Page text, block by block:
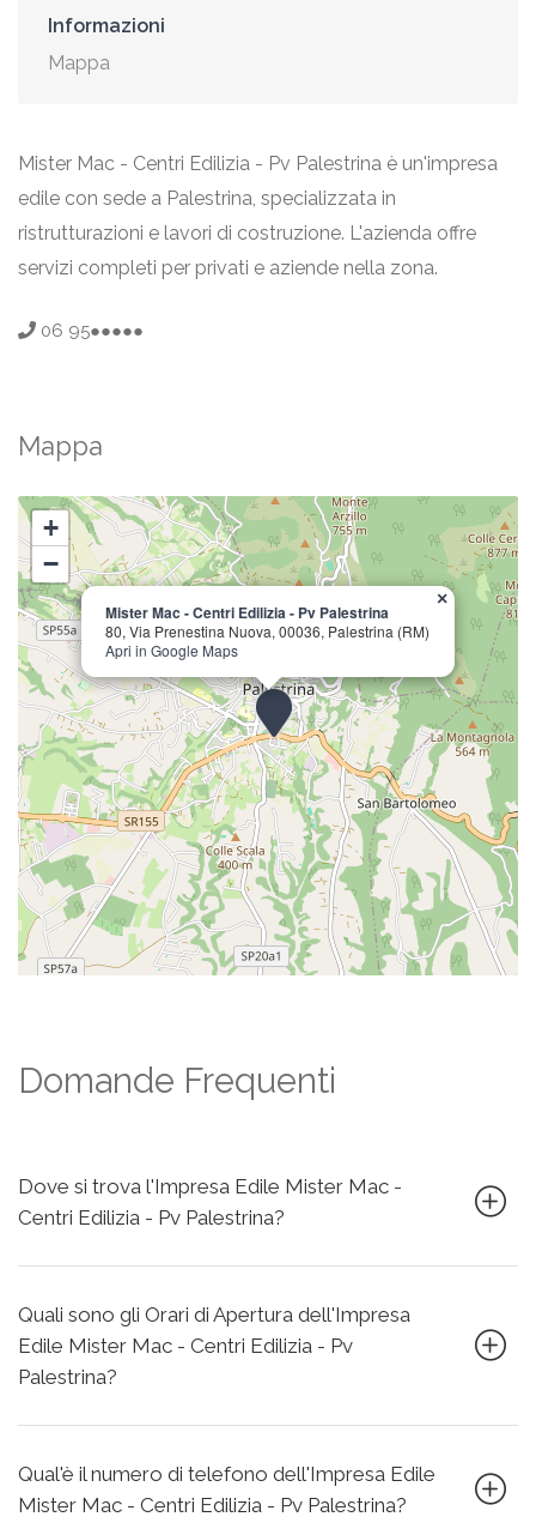
Informazioni
Mappa
Mister Mac - Centri Edilizia - Pv Palestrina è un'impresa
edile con sede a Palestrina, specializzata in
ristrutturazioni e lavori di costruzione. L'azienda offre
servizi completi per privati e aziende nella zona.
06 95●●●●●
Mappa
Mister Mac - Centri Edilizia - Pv Palestrina
80, Via Prenestina Nuova, 00036, Palestrina (RM)
Apri in Google Maps
×
+
−
Domande Frequenti
Dove si trova l'Impresa Edile Mister Mac -
Centri Edilizia - Pv Palestrina?
Quali sono gli Orari di Apertura dell'Impresa
Edile Mister Mac - Centri Edilizia - Pv
Palestrina?
Qual'è il numero di telefono dell'Impresa Edile
Mister Mac - Centri Edilizia - Pv Palestrina?